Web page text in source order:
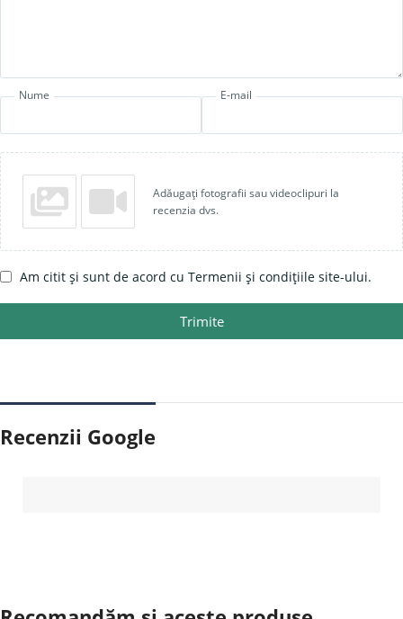
Nume E-mail
Adăugați fotografii sau videoclipuri la
recenzia dvs.
Am citit și sunt de acord cu Termenii și condițiile site-ului.
Trimite
Recenzii Google